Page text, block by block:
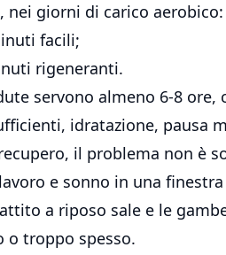
nei giorni di carico aerobico:
facili;
rigeneranti.
servono almeno 6-8
idratazione, pausa
il problema non è
e sonno in una
a riposo sale e le
o troppo spesso.